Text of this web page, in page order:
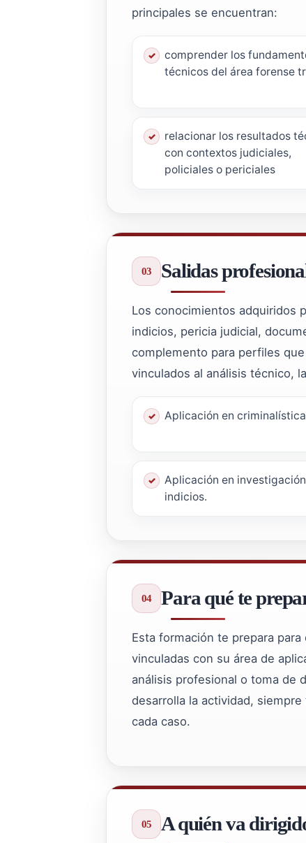
principales se encuentran:
comprender los
técnicos del área forense
relacionar los resultados
con contextos judiciales,
policiales o periciales
Salidas
Los conocimientos adquiridos
indicios, pericia judicial,
complemento para perfiles
vinculados al análisis técnico,
Aplicación en
Aplicación en
indicios.
Para qué te
Esta formación te prepara
vinculadas con su área de
análisis profesional o toma de
desarrolla la actividad,
cada caso.
A quién va